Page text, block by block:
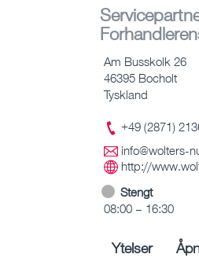
Am Busskolk 26
46395 Bocholt
Tyskland
+49 (2871)
info@wolters-
http://
Stengt
08:00 – 16:30
Ytelser